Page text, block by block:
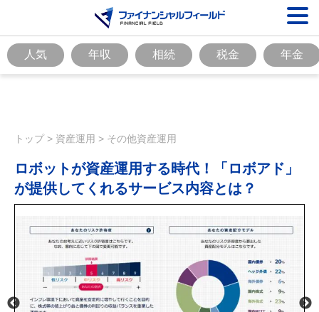
人気 年収 相続 税金 年金
トップ> 資産運用 > その他資産運用
ロボットが資産運用する時代！「ロボアド」
が提供してくれるサービス内容とは？